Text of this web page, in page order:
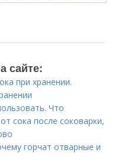
сайте:
при хранении.
Что
сока после соковарки,
горчат отварные и